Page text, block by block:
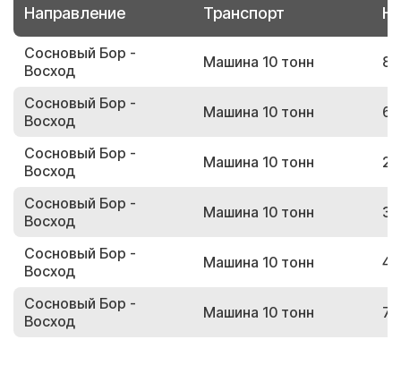
Направление Транспорт
Сосновый Бор -
Восход
Машина 10 тонн
Сосновый Бор -
Восход
Машина 10 тонн
Сосновый Бор -
Восход
Машина 10 тонн
Сосновый Бор -
Восход
Машина 10 тонн
Сосновый Бор -
Восход
Машина 10 тонн
Сосновый Бор -
Восход
Машина 10 тонн